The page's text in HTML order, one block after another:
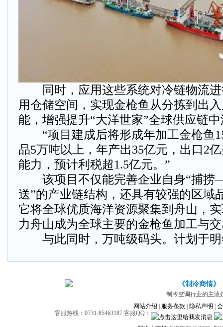
同时，应用这些系统对冷链物流进
用仓储空间，实现金枪鱼从分拣到出
能，增强提升“大洋世家”全球供应链
“项目建成后将形成年加工金枪鱼
品5万吨以上，年产出35亿元，出口2
能力，预计利税超1.5亿元。”
该项目不仅能完善企业自身“捕
送”的产业链结构，还具有较强的区域
它将全球优质海洋资源聚集到舟山，
力舟山成为全球主要的金枪鱼加工与
与此同时，万吨级码头。计划于明
《制冷商情》
制冷空调行业的主流
网站介绍
服务条款 隐私声明
客服热线：0731-85463187 客服QQ：